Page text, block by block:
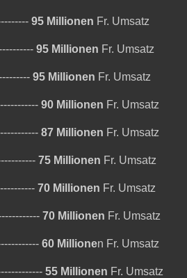
95 Millionen Fr. Umsatz
95 Millionen Fr. Umsatz
95 Millionen Fr. Umsatz
90 Millionen Fr. Umsatz
87 Millionen Fr. Umsatz
75 Millionen Fr. Umsatz
70 Millionen Fr. Umsatz
70 Millionen Fr. Umsatz
60 Millionen Fr. Umsatz
55 Millionen Fr. Umsatz